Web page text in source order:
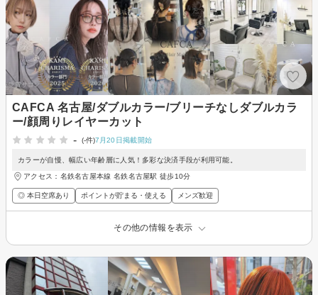
CAFCA 名古屋/ダブルカラー/ブリーチなしダブルカラ
ー/顔周りレイヤーカット
-
(-件)7月20日掲載開始
カラーが自慢、幅広い年齢層に人気！多彩な決済手段が利用可能。
アクセス：名鉄名古屋本線 名鉄名古屋駅 徒歩10分
◎ 本日空席あり ポイントが貯まる・使える メンズ歓迎
その他の情報を表示